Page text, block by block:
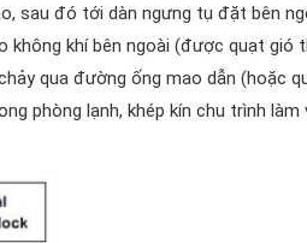
sau đó tới dàn ngưng tụ đặt bên
không khí bên ngoài (được quạt gió
qua đường ống mao dẫn (hoặc
phòng lạnh, khép kín chu trình làm